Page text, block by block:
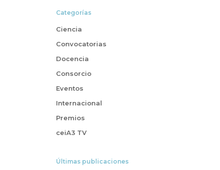
Categorías
Ciencia
Convocatorias
Docencia
Consorcio
Eventos
Internacional
Premios
ceiA3 TV
Últimas publicaciones